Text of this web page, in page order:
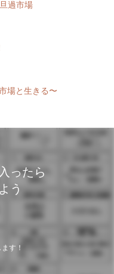
過市場
場と生きる〜
ったら
う
す！